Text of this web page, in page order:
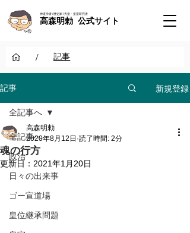
神道学者 / 歴史家 / 天皇・皇室研究者
高森明勅 公式サイト
/ 記事
記事 新規登録
全記事へ
政治
日々の出来事
ゴー宣道場
皇位継承問題
全記事へ
魂の行方
高森明勅
2020年8月12日 読了時間: 2分
更新日： 2021年1月20日